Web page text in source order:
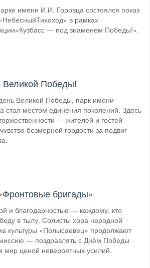
имени И.И. Горовца состоялся показ
в рамках
— под знаменем Победы!».
Победы!
Великой Победы, парк имени
стал местом единения поколений. Здесь
— жителей и гостей
безмерной гордости за подвиг
бригады»
и благодарностью — каждому, кто
в тылу. Солисты хора народной
культуры «Полысаевец» продолжают
— поздравлять с Днём Победы
мир ценой невероятных усилий.